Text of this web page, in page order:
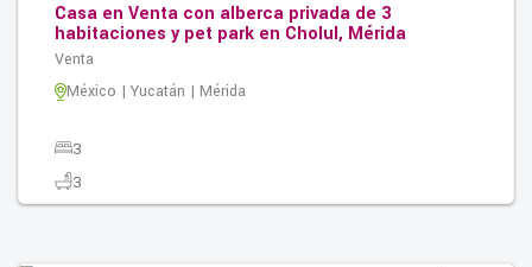
Casa en Venta con alberca privada de 3
habitaciones y pet park en Cholul, Mérida
Venta
México | Yucatán | Mérida
3
3